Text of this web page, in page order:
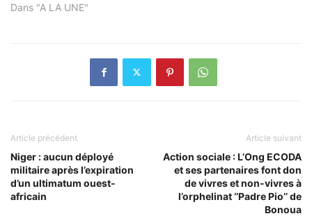
Dans "A LA UNE"
Article précédent
Niger : aucun déployé
militaire après l’expiration
d’un ultimatum ouest-
africain
Article suivant
Action sociale : L’Ong ECODA
et ses partenaires font don
de vivres et non-vivres à
l’orphelinat ‘’Padre Pio’’ de
Bonoua